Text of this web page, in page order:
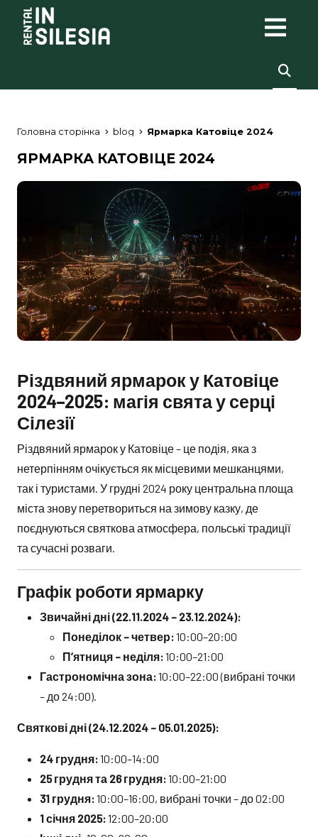
Головна сторінка blog Ярмарка Катовіце 2024
ЯРМАРКА КАТОВІЦЕ 2024
Різдвяний ярмарок у Катовіце
2024–2025: магія свята у серці
Сілезії
Різдвяний ярмарок у Катовіце – це подія, яка з
нетерпінням очікується як місцевими мешканцями,
так і туристами. У грудні 2024 року центральна площа
міста знову перетвориться на зимову казку, де
поєднуються святкова атмосфера, польські традиції
та сучасні розваги.
Графік роботи ярмарку
Звичайні дні (22.11.2024 – 23.12.2024):
Понеділок – четвер:10:00–20:00
П’ятниця – неділя:10:00–21:00
Гастрономічна зона:10:00–22:00 (вибрані точки
– до 24:00).
Святкові дні (24.12.2024 – 05.01.2025):
24 грудня:10:00–14:00
25 грудня та 26 грудня:10:00–21:00
31 грудня:10:00–16:00, вибрані точки – до 02:00
1 січня 2025:12:00–20:00